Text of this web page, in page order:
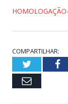
COMPARTILHAR:
Twitter
Email